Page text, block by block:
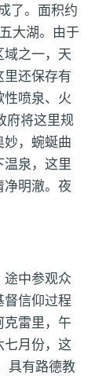
了。面积约
大湖。由于
域之一，天
里还保存有
性喷泉、火
府将这里规
妙，蜿蜒曲
温泉，这里
净明澈。夜
途中参观众
督信仰过程
克雷里，午
七月份，这
具有路德教